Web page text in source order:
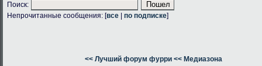
Поиск:
Непрочитанные сообщения: [все по подписке]
<< Лучший форум фурри << Медиазона